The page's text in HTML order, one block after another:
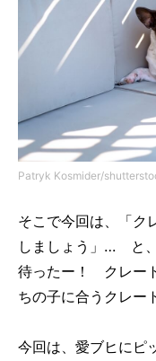
Patryk Kosmider/
そこで今回は、「ク
しましょう」… と
待ったー！ クレー
ちの子に合うクレー
今回は、愛ブヒにピ